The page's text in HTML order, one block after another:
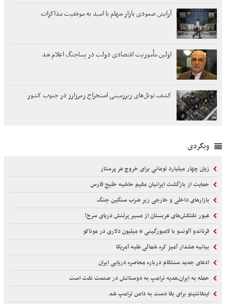
آرایش صعودی بازار سهام با امید به موفقیت مذاکرات
اولین مأموریت اقتصادی دولت در پساجنگ اعلام شد
کشف تونل‌های زیرزمینی استخراج رمرزارز در جنوب کشور
وبگردی
زیان چهار میلیارد تومانی برای خروج هر پرستار
حمایت از بازگشت ایرانیان مقیم حاشیه خلیج فارس
بازارهای داخلی و خارجی زیر ضرب سنگین جنگ
عبور نفتکش‌های عربستان از مسیر پرتنش دریای سرخ!
فرناندو آلونسو با لامبورگینی 6 میلیون دلاری در موناکو
بیانیه هشدار آمیز کره شمالی علیه آمریکا
ادعای جدید سنتکام درباره محاصره دریایی ایران
حمله به ایران،هدیه ترامپ به دوستانش در صنعت نفت است
اینفانتینو برای بقا دست به دامن ترامپ شد